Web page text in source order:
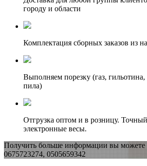
городу и области
Комплектация сборных заказов из
Выполняем порезку (газ, гильотина,
пила)
Отгрузка оптом и в розницу. Точный
электронные весы.
Получить больше информации вы можете
0675723274, 0505659342